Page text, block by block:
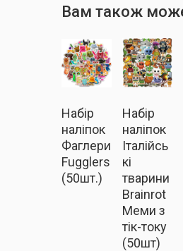
Вам також
Набір
наліпок
Фаглери
Fugglers
(50шт.)
Набір
наліпок
Італійсь
кі
тварини
Brainrot
Меми з
тік-току
(50шт)